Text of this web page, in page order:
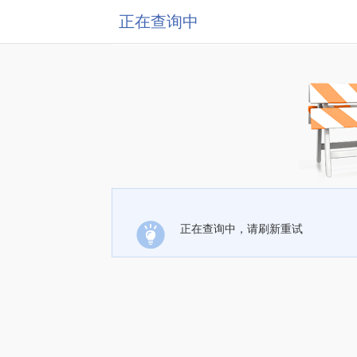
正在查询中
正在查询中，请刷新重试